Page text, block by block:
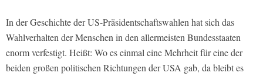
In der Geschichte der US-Präsidentschaftswahlen hat sich das
Wahlverhalten der Menschen in den allermeisten Bundesstaaten
enorm verfestigt. Heißt: Wo es einmal eine Mehrheit für eine der
beiden großen politischen Richtungen der USA gab, da bleibt es